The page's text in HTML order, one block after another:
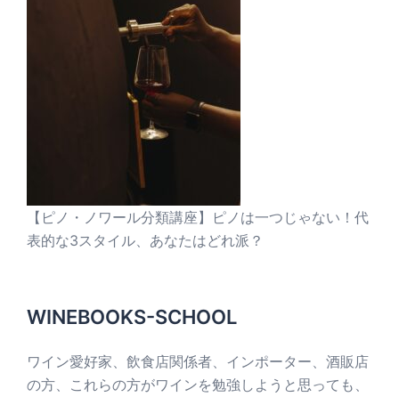
【ピノ・ノワール分類講座】ピノは一つじゃない！代
表的な3スタイル、あなたはどれ派？
WINEBOOKS-SCHOOL
ワイン愛好家、飲食店関係者、インポーター、酒販店
の方、これらの方がワインを勉強しようと思っても、